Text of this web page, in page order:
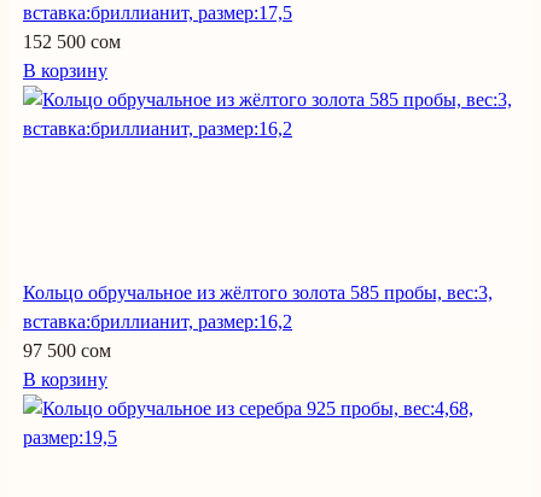
вставка:бриллианит, размер:17,5
152 500 сом
В корзину
Кольцо обручальное из жёлтого золота 585 пробы, вес:3,
вставка:бриллианит, размер:16,2
97 500 сом
В корзину